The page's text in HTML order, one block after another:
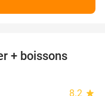
+ boissons
8.2 star